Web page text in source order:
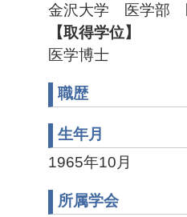
金沢大学 医学部
【取得学位】
医学博士
職歴
生年月
1965年10月
所属学会